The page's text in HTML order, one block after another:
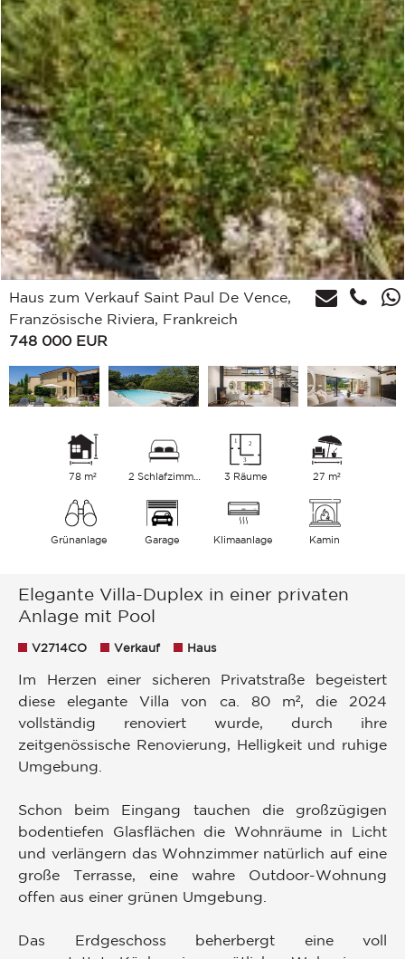
Haus zum Verkauf Saint Paul De Vence,
Französische Riviera, Frankreich
748 000 EUR
78 m² 2 Schlafzimmer 3 Räume 27 m²
Grünanlage Garage Klimaanlage Kamin
Elegante Villa-Duplex in einer privaten
Anlage mit Pool
V2714CO Verkauf Haus
Im Herzen einer sicheren Privatstraße begeistert
diese elegante Villa von ca. 80 m², die 2024
vollständig renoviert wurde, durch ihre
zeitgenössische Renovierung, Helligkeit und ruhige
Umgebung.
Schon beim Eingang tauchen die großzügigen
bodentiefen Glasflächen die Wohnräume in Licht
und verlängern das Wohnzimmer natürlich auf eine
große Terrasse, eine wahre Outdoor-Wohnung
offen aus einer grünen Umgebung.
Das Erdgeschoss beherbergt eine voll